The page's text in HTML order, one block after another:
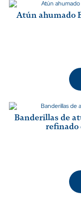
Atún ahumado
Banderillas de
refinado